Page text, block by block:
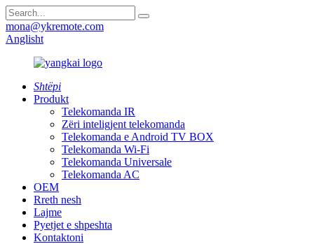
mona@ykremote.com
Anglisht
Shtëpi
Produkt
Telekomanda IR
Zëri inteligjent telekomanda
Telekomanda e Android TV BOX
Telekomanda Wi-Fi
Telekomanda Universale
Telekomanda AC
OEM
Rreth nesh
Lajme
Pyetjet e shpeshta
Kontaktoni